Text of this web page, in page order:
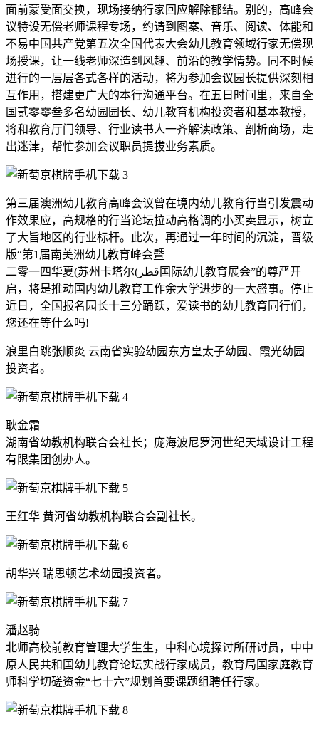
面前蒙受面交换，现场接纳行家回应解除郁结。别的，高峰会
议特设无偿老师课程专场，约请到图案、音乐、阅读、体能和
不易中国共产党第五次全国代表大会幼儿教育领域行家无偿现
场授课，让一线老师深造到风趣、前沿的教学情势。同不时候
进行的一层层各式各样的活动，将为参加会议园长提供深刻相
互作用，搭建更广大的本行沟通平台。在五日时间里，来自全
国贰零零叁多名幼园园长、幼儿教育机构投资者和基本教授，
将和教育厅门领导、行业读书人一齐解读政策、剖析商场，走
出迷津，帮忙参加会议职员提拔业务素质。
第三届澳洲幼儿教育高峰会议曾在境内幼儿教育行当引发震动
作效果应，高规格的行当论坛拉动高格调的小买卖显示，树立
了大旨地区的行业标杆。此次，再通过一年时间的沉淀，晋级
版“第1届南美洲幼儿教育峰会暨
二零一四华夏(苏州卡塔尔(قطر‎国际幼儿教育展会”的尊严开
启，将是推动国内幼儿教育工作余大学进步的一大盛事。停止
近日，全国报名园长十三分踊跃，爱读书的幼儿教育同行们，
您还在等什么吗!
浪里白跳张顺炎 云南省实验幼园东方皇太子幼园、霞光幼园
投资者。
耿金霜
湖南省幼教机构联合会社长；庞海波尼罗河世纪天域设计工程
有限集团创办人。
王红华 黄河省幼教机构联合会副社长。
胡华兴 瑞思顿艺术幼园投资者。
潘赵骑
北师高校前教育管理大学生生，中科心境探讨所研讨员，中中
原人民共和国幼儿教育论坛实战行家成员，教育局国家庭教育
师科学切磋资金“七十六”规划首要课题组聘任行家。